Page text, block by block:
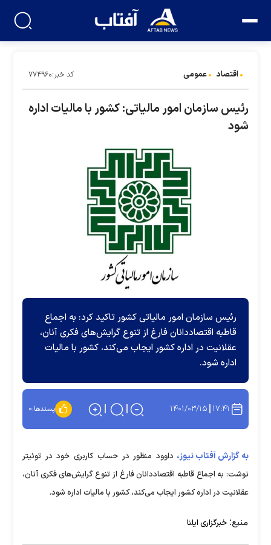
اقتصاد عمومی کد خبر:۷۷۴۹۶۰
رئیس سازمان امور مالیاتی: کشور با مالیات اداره
شود
رئیس سازمان امور مالیاتی کشور تاکید کرد: به اجماع
قاطبه اقتصاددانان فارغ از تنوع گرایش‌های فکری آنان،
عقلانیت در اداره کشور ایجاب می‌کند، کشور با مالیات
اداره شود.
۱۷:۴۱ ۱۴۰۱/۰۳/۱۵ پسندها:۰
به گزارش آفتاب نیوز، داوود منظور در حساب کاربری خود در توئیتر
نوشت: به اجماع قاطبه اقتصاددانان فارغ از تنوع گرایش‌های فکری آنان،
عقلانیت در اداره کشور ایجاب می‌کند، کشور با مالیات اداره شود.
منبع: خبرگزاری ایلنا